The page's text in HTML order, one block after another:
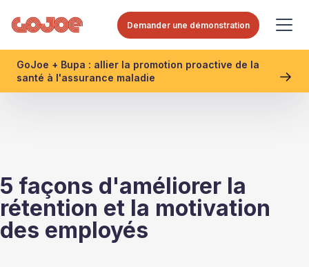
Demander une démonstration
GoJoe + Bupa : allier la promotion proactive de la
santé à l'assurance maladie
5 façons d'améliorer la
rétention et la motivation
des employés